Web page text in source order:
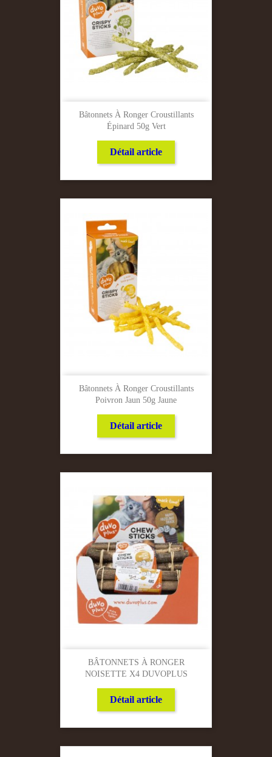
Bâtonnets À Ronger Croustillants
Épinard 50g Vert
Détail article
Bâtonnets À Ronger Croustillants
Poivron Jaun 50g Jaune
Détail article
BÂTONNETS À RONGER
NOISETTE X4 DUVOPLUS
Détail article